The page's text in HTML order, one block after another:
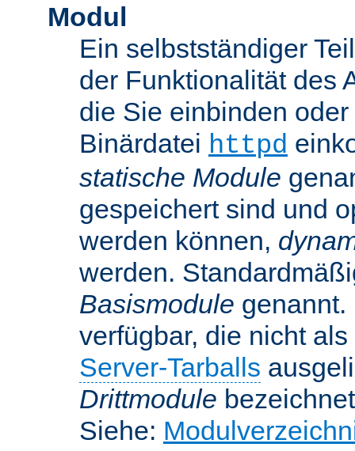
Modul
Ein selbstständiger
der Funktionalität des
die Sie einbinden
Binärdatei httpd
statische Module
gespeichert sind und
werden können,
werden.
Basismodule genannt.
verfügbar, die nicht
Server-Tarballs
Drittmodule
Siehe: